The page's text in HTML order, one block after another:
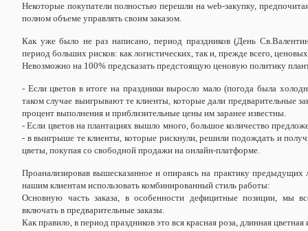
Некоторые покупатели полностью перешли на web-закупку,
полном объеме управлять своим заказом.
Как уже было не раз написано, период праздников (День
период больших рисков: как логистических, так и, прежде всего,
Невозможно на 100% предсказать предстоящую ценовую политику
- Если цветов в итоге на праздники выросло мало (погода была
таком случае выигрывают те клиенты, которые дали предварительные
процент выполнения и приблизительные цены им заранее известны.
- Если цветов на плантациях вышло много, большое количество
- в выигрыше те клиенты, которые рискнули, решили подождать и
цветы, покупая со свободной продажи на онлайн-платформе.
Проанализировав вышесказанное и опираясь на практику предыдущих
нашим клиентам использовать комбинированный стиль работы:
Основную часть заказа, в особенности дефицитные позиции, мы
включать в предварительные заказы.
Как правило, в период праздников это вся красная роза, длинная цветная